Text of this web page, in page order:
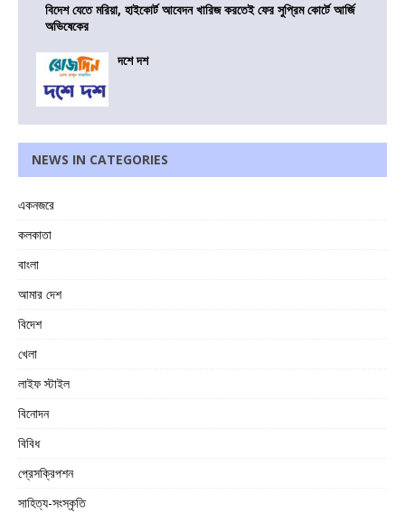
বিদেশ যেতে মরিয়া, হাইকোর্ট আবেদন খারিজ করতেই ফের সুপ্রিম কোর্টে আর্জি
অভিষেকের
দশে দশ
NEWS IN CATEGORIES
একনজরে
কলকাতা
বাংলা
আমার দেশ
বিদেশ
খেলা
লাইফ স্টাইল
বিনোদন
বিবিধ
প্রেসক্রিপশন
সাহিত্য-সংস্কৃতি